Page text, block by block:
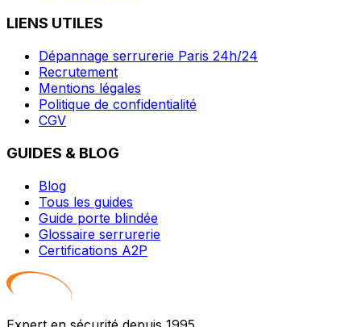
LIENS UTILES
Dépannage serrurerie Paris 24h/24
Recrutement
Mentions légales
Politique de confidentialité
CGV
GUIDES & BLOG
Blog
Tous les guides
Guide porte blindée
Glossaire serrurerie
Certifications A2P